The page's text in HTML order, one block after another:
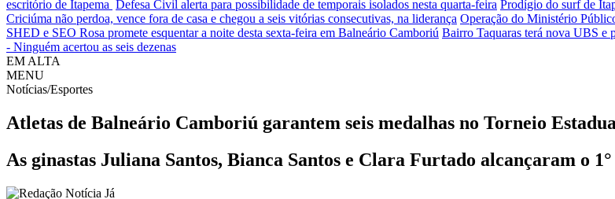
escritório de Itapema Defesa Civil alerta para possibilidade de temporais isolados nesta quarta-feira Prodígio do surf de
Criciúma não perdoa, vence fora de casa e chegou a seis vitórias consecutivas, na liderança Operação do Ministério
SHED e SEO Rosa promete esquentar a noite desta sexta-feira em Balneário Camboriú Bairro Taquaras terá nova UBS e
- Ninguém acertou as seis dezenas
EM ALTA
MENU
Notícias/Esportes
Atletas de Balneário Camboriú garantem seis medalhas no Torneio
As ginastas Juliana Santos, Bianca Santos e Clara Furtado alcançaram o